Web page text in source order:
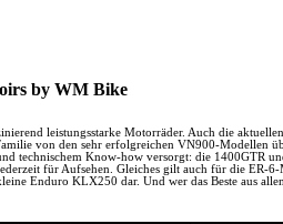
by WM Bike
leistungsstarke Motorräder. Auch die
von den sehr erfolgreichen VN900-Modellen
technischem Know-how versorgt: die 1400GTR
für Aufsehen. Gleiches gilt auch für die ER-
Enduro KLX250 dar. Und wer das Beste aus